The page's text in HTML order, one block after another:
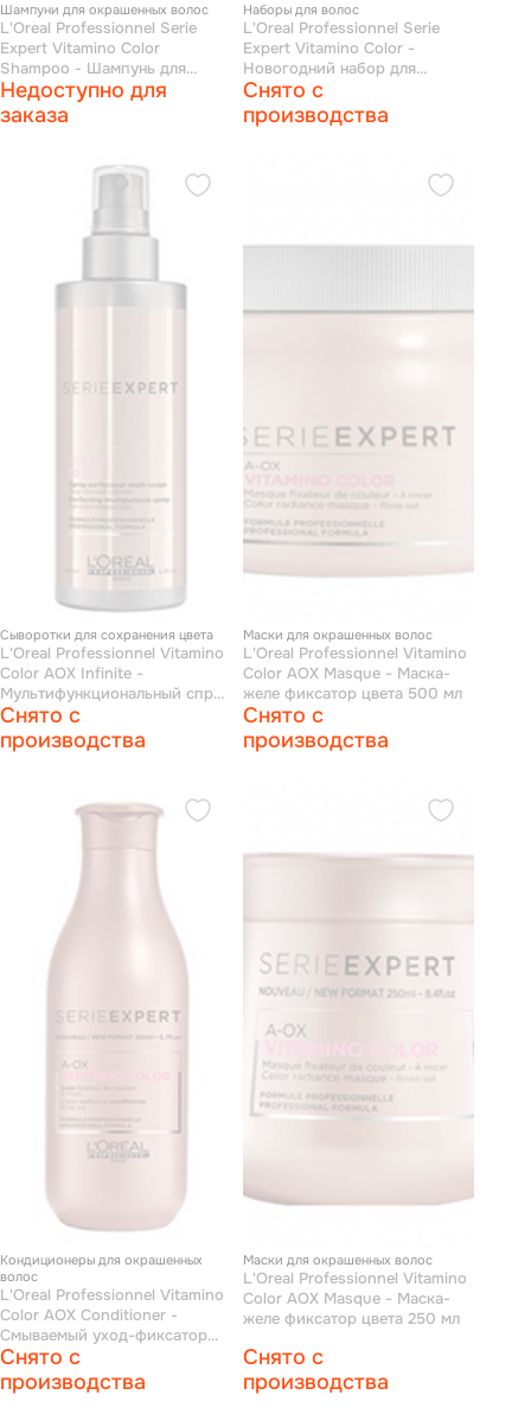
Шампуни для окрашенных волос
L'Oreal Professionnel Serie
Expert Vitamino Color
Shampoo - Шампунь для
окрашенных волос 750 мл
Недоступно для
заказа
Наборы для волос
L'Oreal Professionnel Serie
Expert Vitamino Color -
Новогодний набор для
окрашенных волос (шампунь
300 мл + маска 250 мл)
Снято с
производства
Сыворотки для сохранения цвета
L'Oreal Professionnel Vitamino
Сolor AOX Infinite -
Мультифункциональный спрей
10 в 1 190 мл
Снято с
производства
Маски для окрашенных волос
L'Oreal Professionnel Vitamino
Сolor AOX Masque - Маска-
желе фиксатор цвета 500 мл
Снято с
производства
Кондиционеры для окрашенных
волос
L'Oreal Professionnel Vitamino
Сolor AOX Conditioner -
Смываемый уход-фиксатор
цвета для окрашенных волос
200 мл
Снято с
производства
Маски для окрашенных волос
L'Oreal Professionnel Vitamino
Сolor AOX Masque - Маска-
желе фиксатор цвета 250 мл
Снято с
производства